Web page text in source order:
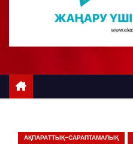
АҚПАРАТТЫҚ-САРАПТАМАЛЫҚ